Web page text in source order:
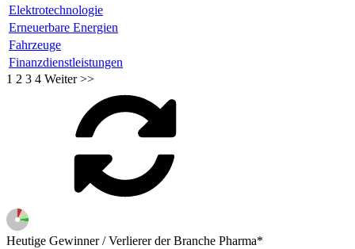
Elektrotechnologie
Erneuerbare Energien
Fahrzeuge
Finanzdienstleistungen
1 2 3 4 Weiter >>
Heutige Gewinner / Verlierer der Branche Pharma*